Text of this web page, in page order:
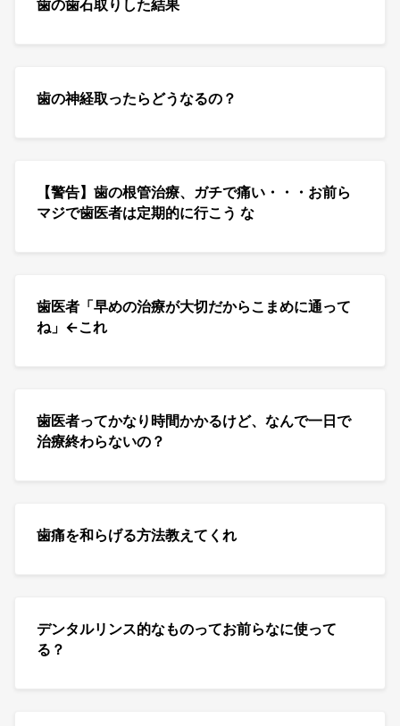
歯の歯石取りした結果
歯の神経取ったらどうなるの？
【警告】歯の根管治療、ガチで痛い・・・お前ら
マジで歯医者は定期的に行こう な
歯医者「早めの治療が大切だからこまめに通って
ね」←これ
歯医者ってかなり時間かかるけど、なんで一日で
治療終わらないの？
歯痛を和らげる方法教えてくれ
デンタルリンス的なものってお前らなに使って
る？